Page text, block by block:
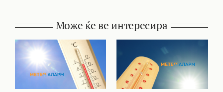
Може ќе ве интересира